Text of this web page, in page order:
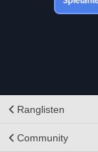
Ranglisten
Community